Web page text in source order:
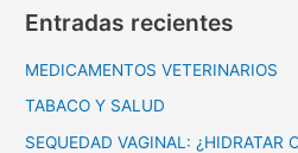
c
a
r
Entradas recientes
MEDICAMENTOS VETERINARIOS
TABACO Y SALUD
SEQUEDAD VAGINAL: ¿HIDRATAR